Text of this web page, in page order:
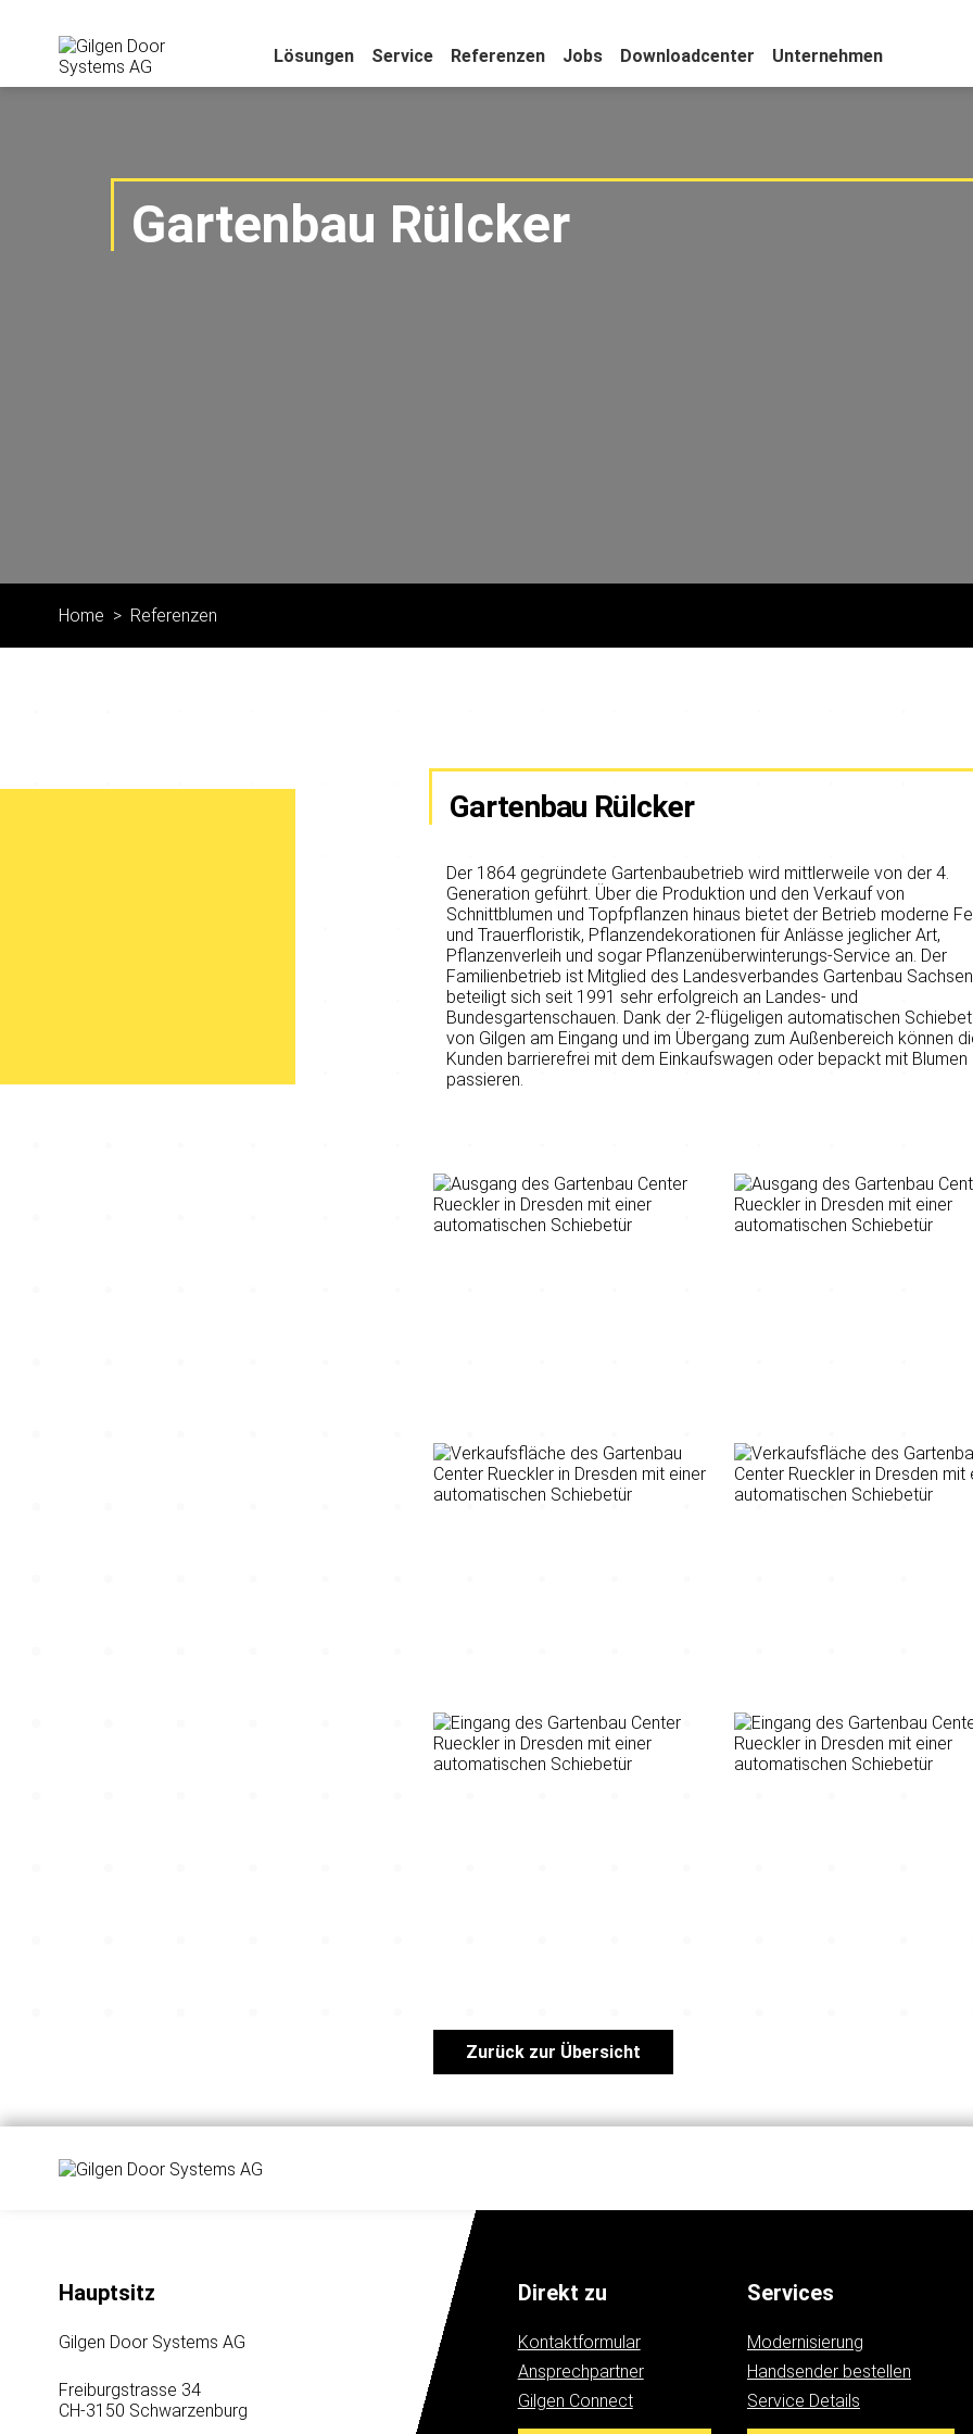
Lösungen Service Referenzen Jobs Downloadcenter Unternehmen
Gartenbau Rülcker
Home Referenzen
Gartenbau Rülcker
Der 1864 gegründete Gartenbaubetrieb wird mittlerweile von der 4.
Generation geführt. Über die Produktion und den Verkauf von
Schnittblumen und Topfpflanzen hinaus bietet der Betrieb moderne
und Trauerfloristik, Pflanzendekorationen für Anlässe jeglicher Art,
Pflanzenverleih und sogar Pflanzenüberwinterungs-Service an. Der
Familienbetrieb ist Mitglied des Landesverbandes Gartenbau
beteiligt sich seit 1991 sehr erfolgreich an Landes- und
Bundesgartenschauen. Dank der 2-flügeligen automatischen
von Gilgen am Eingang und im Übergang zum Außenbereich können
Kunden barrierefrei mit dem Einkaufswagen oder bepackt mit Blumen
passieren.
Zurück zur Übersicht
Hauptsitz
Gilgen Door Systems AG
Freiburgstrasse 34
CH-3150 Schwarzenburg
Direkt zu
Kontaktformular
Ansprechpartner
Gilgen Connect
Services
Modernisierung
Handsender bestellen
Service Details